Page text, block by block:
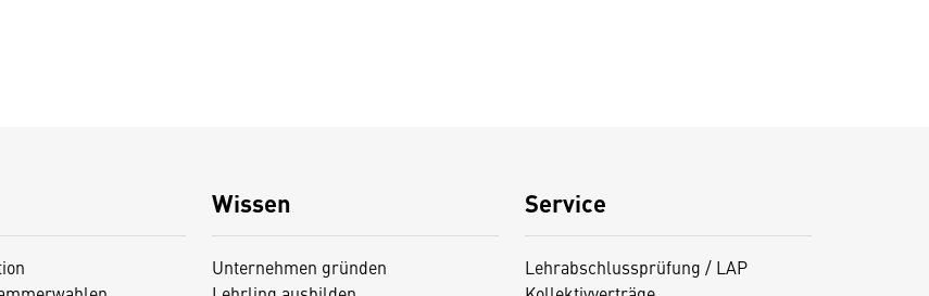
Wissen
Unternehmen gründen
Service
Lehrabschlussprüfung / LAP